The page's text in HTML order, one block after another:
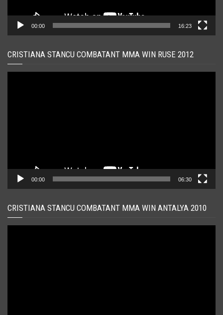
00:00 16:23
CRISTIANA STANCU COMBATANT MMA WIN RUSE 2012
00:00 06:30
CRISTIANA STANCU COMBATANT MMA WIN ANTALYA 2010